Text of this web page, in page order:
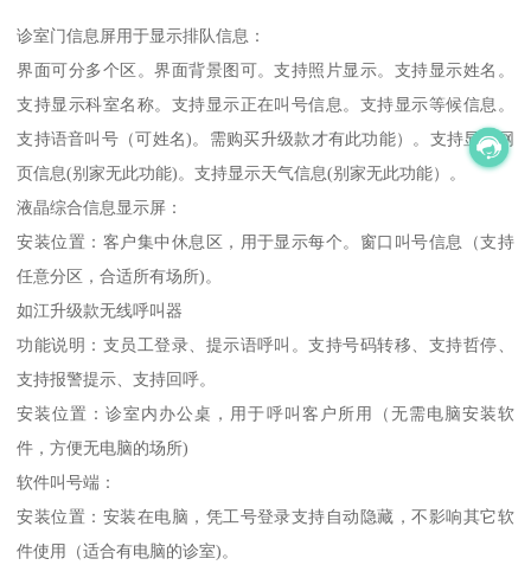
诊室门信息屏用于显示排队信息：
界面可分多个区。界面背景图可。支持照片显示。支持显示姓名。
支持显示科室名称。支持显示正在叫号信息。支持显示等候信息。
支持语音叫号（可姓名)。需购买升级款才有此功能）。支持显示网
页信息(别家无此功能)。支持显示天气信息(别家无此功能）。
液晶综合信息显示屏：
安装位置：客户集中休息区，用于显示每个。窗口叫号信息（支持
任意分区，合适所有场所)。
如江升级款无线呼叫器
功能说明：支员工登录、提示语呼叫。支持号码转移、支持哲停、
支持报警提示、支持回呼。
安装位置：诊室内办公桌，用于呼叫客户所用（无需电脑安装软
件，方便无电脑的场所)
软件叫号端：
安装位置：安装在电脑，凭工号登录支持自动隐藏，不影响其它软
件使用（适合有电脑的诊室)。